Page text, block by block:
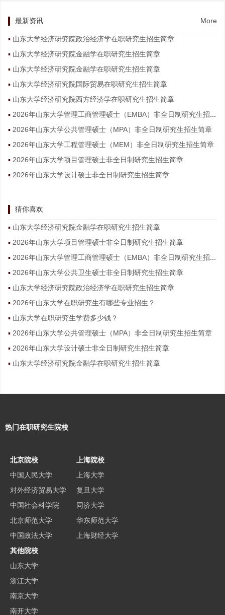
最新资讯 More
山东大学经济研究院政治经济学在职研究生招生简章
山东大学经济研究院金融学在职研究生招生简章
山东大学经济研究院金融学在职研究生招生简章
山东大学经济研究院国际贸易在职研究生招生简章
山东大学经济研究院西方经济学在职研究生招生简章
2026年山东大学公共管理硕士（MPA）非全日制研究生招生简章
2026年山东大学工程管理硕士（MEM）非全日制研究生招生简章
2026年山东大学项目管理硕士非全日制研究生招生简章
2026年山东大学设计硕士非全日制研究生招生简章
猜你喜欢
山东大学经济研究院金融学在职研究生招生简章
2026年山东大学项目管理硕士非全日制研究生招生简章
2026年山东大学公共卫生硕士非全日制研究生招生简章
山东大学经济研究院政治经济学在职研究生招生简章
2026年山东大学在职研究生有哪些专业招生？
山东大学在职研究生学费多少钱？
2026年山东大学公共管理硕士（MPA）非全日制研究生招生简章
2026年山东大学设计硕士非全日制研究生招生简章
山东大学经济研究院金融学在职研究生招生简章
热门在职研究生院校
北京院校
中国人民大学
对外经济贸易大学
中国社会科学院
北京师范大学
中国政法大学
上海院校
上海大学
复旦大学
同济大学
华东师范大学
上海财经大学
其他院校
山东大学
浙江大学
南京大学
南开大学